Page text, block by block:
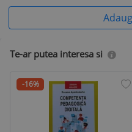
Te-ar putea interesa si
-16%